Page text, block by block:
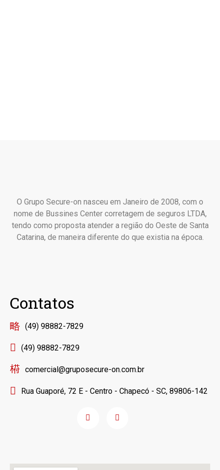
O Grupo Secure-on nasceu em Janeiro de 2008, com o
nome de Bussines Center corretagem de seguros LTDA,
tendo como proposta atender a região do Oeste de Santa
Catarina, de maneira diferente do que existia na época.
Contatos
(49) 98882-7829
(49) 98882-7829
comercial@gruposecure-on.com.br
Rua Guaporé, 72 E - Centro - Chapecó - SC, 89806-142